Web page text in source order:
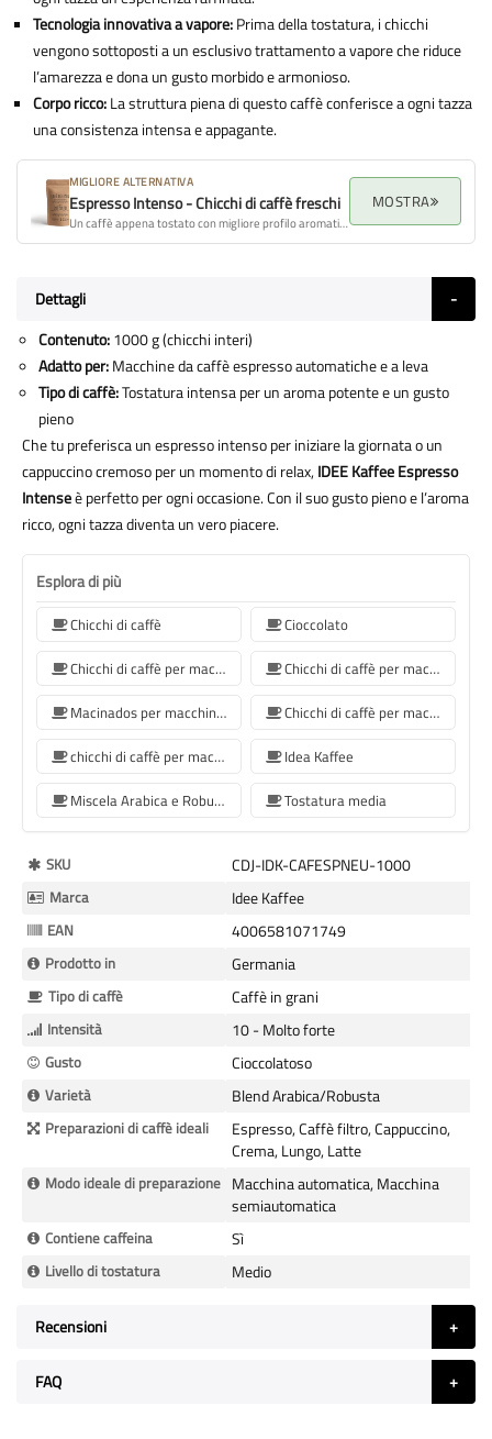
Tecnologia innovativa a vapore:Prima della tostatura, i chicchi
vengono sottoposti a un esclusivo trattamento a vapore che riduce
l’amarezza e dona un gusto morbido e armonioso.
Corpo ricco:La struttura piena di questo caffè conferisce a ogni tazza
una consistenza intensa e appagante.
MIGLIORE ALTERNATIVA
Espresso Intenso - Chicchi di caffè freschi
Un caffè appena tostato con migliore profilo aromatico, aroma e qualità complessiva.
MOSTRA
Dettagli
Contenuto:1000 g (chicchi interi)
Adatto per:Macchine da caffè espresso automatiche e a leva
Tipo di caffè:Tostatura intensa per un aroma potente e un gusto
pieno
Che tu preferisca un espresso intenso per iniziare la giornata o un
cappuccino cremoso per un momento di relax,IDEE Kaffee Espresso
Intenseè perfetto per ogni occasione. Con il suo gusto pieno e l’aroma
ricco, ogni tazza diventa un vero piacere.
Esplora di più
Chicchi di caffè
Cioccolato
Chicchi di caffè per macchina da caffè Jura
Chicchi di caffè per macchina da caffè De'Longhi
Macinados per macchine da caffè Philips
Chicchi di caffè per macchina da caffè Krups
chicchi di caffè per macchina da caffè Siemens
Idea Kaffee
Miscela Arabica e Robusta
Tostatura media
Maggiori
Informazioni
SKU CDJ-IDK-CAFESPNEU-1000
Marca Idee Kaffee
EAN 4006581071749
Prodotto in Germania
Tipo di caffè Caffè in grani
Intensità 10 - Molto forte
Gusto Cioccolatoso
Varietà Blend Arabica/Robusta
Preparazioni di caffè ideali
Espresso, Caffè filtro, Cappuccino,
Crema, Lungo, Latte
Modo ideale di preparazione Macchina automatica, Macchina
semiautomatica
Contiene caffeina Sì
Livello di tostatura Medio
Recensioni
FAQ